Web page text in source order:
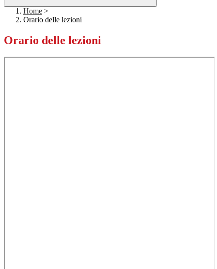
Home >
Orario delle lezioni
Orario delle lezioni